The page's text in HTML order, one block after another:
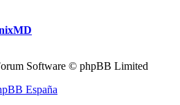
Software © phpBB Limited
España